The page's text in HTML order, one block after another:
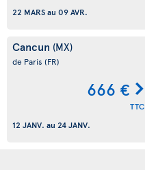
22 MARSau 09 AVR.
Cancun (MX)
de Paris (FR)
666 €
TTC
12 JANV. au 24 JANV.